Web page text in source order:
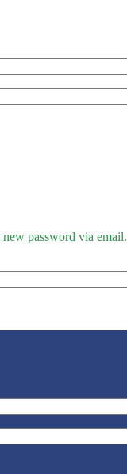
password via email.